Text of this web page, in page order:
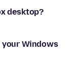
desktop?
Windows